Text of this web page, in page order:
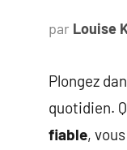
par Louise
Plongez
quotidien.
fiable,